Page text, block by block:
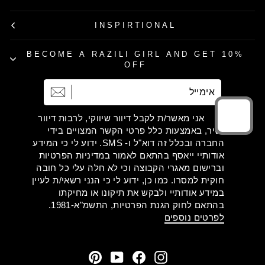
INSPIRTIONAL
BECOME A RAZILI GIRL AND GET 10%
OFF
אני מאשר/ת לקבל דיוור שיווקי, לרבות דיוור
ישיר, באמצעות כלל פרטי הקשר המצויים בידי
החברה ובכלל זה דוא"ל ו- SMS. ידוע לי כי המידע
אודותיי ייאסף בהתאם לאמור במדיניות הפרטיות
וברישום מאגרי הקבוצה וכי לא חלה עלי כל חובה
חוקית למסרו. כמו כן, ידוע לי כי הנני רשאי/ת לעיין
במידע אודותיי ולבקש את תיקונו או מחיקתו
בהתאם לחוק הגנת הפרטיות, התשמ"א-1981.
לפרטים נוספים
Instagram
Facebook
YouTube
Pinterest